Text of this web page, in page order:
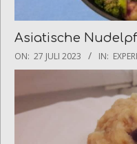
Asiatische
2023-
07-
ON: 27 JULI 2023 IN: